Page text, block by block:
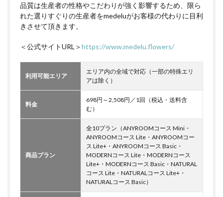
品質は生産者の性格やこだわりが強く影響するため、限ら
れた選りすぐりの生産者をmedeluがお客様の代わりに目利
きさせて頂きます。
＜公式サイトURL＞https://www.medelu.flowers/
利用可能エリア
エリア内の全域で対応（一部の特殊エリ
アは除く）
料金
698円～2,508円／1回（税込・送料含
む）
商品プラン
全10プラン（ANYROOMコース Mini・
ANYROOMコース Lite・ANYROOMコー
ス Lite+・ANYROOMコース Basic・
MODERNコース Lite・MODERNコース
Lite+・MODERNコース Basic・NATURAL
コース Lite・NATURALコース Lite+・
NATURALコース Basic）